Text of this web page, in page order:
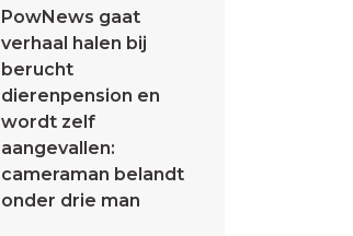
PowNews gaat
verhaal halen bij
berucht
dierenpension en
wordt zelf
aangevallen:
cameraman belandt
onder drie man